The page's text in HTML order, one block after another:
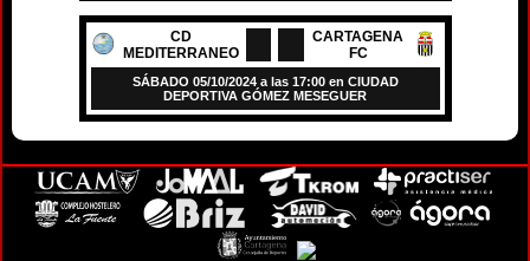
CD
MEDITERRANEO
CARTAGENA
FC
SÁBADO 05/10/2024 a las 17:00 en CIUDAD
DEPORTIVA GÓMEZ MESEGUER